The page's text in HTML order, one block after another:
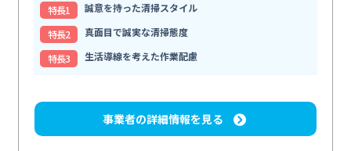
特⻑1
誠意を持った清掃スタイル
特⻑2
真面目で誠実な清掃態度
特⻑3
生活導線を考えた作業配慮
事業者の詳細情報を見る